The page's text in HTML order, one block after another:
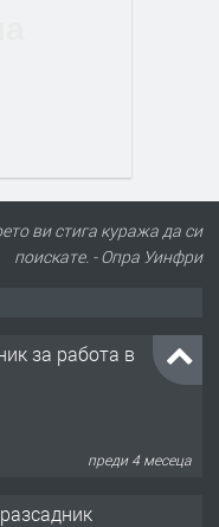
ви стига куража да си
поискате. - Опра Уинфри
за работа в
преди 4 месеца